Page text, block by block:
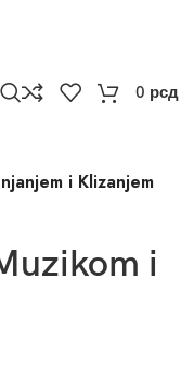
0 рсд
i Klizanjem
i